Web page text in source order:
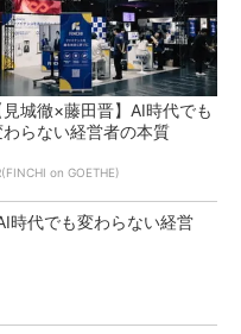
見城徹×藤田晋】AI時代でも
わらない経営者の本質
on GOETHE)
時代でも変わらない経営